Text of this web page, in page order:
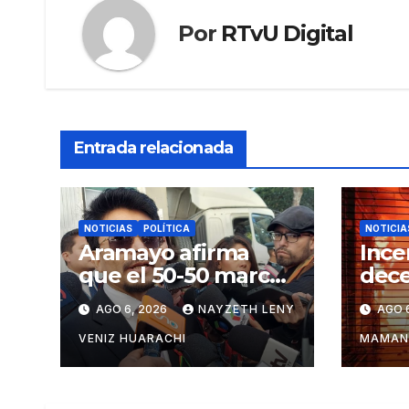
Por RTvU Digital
Entrada relacionada
NOTICIAS POLÍTICA
Aramayo afirma
que el 50-50 marca
el inicio del fin del
Estado centralista
AGO 6, 2026 NAYZETH LENY
VENIZ HUARACHI
enAGO